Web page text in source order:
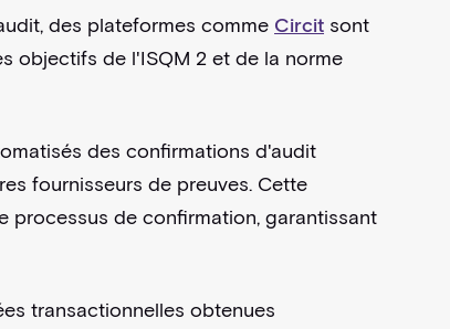
des plateformes comme Circit sont
objectifs de l'ISQM 2 et de la norme
des confirmations d'audit
fournisseurs de preuves. Cette
processus de confirmation, garantissant
transactionnelles obtenues